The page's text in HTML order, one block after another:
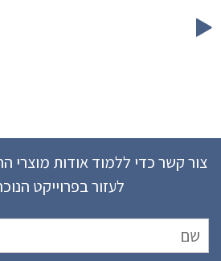
צור קשר כדי ללמוד אודות מוצרי
לעזור בפרוייקט